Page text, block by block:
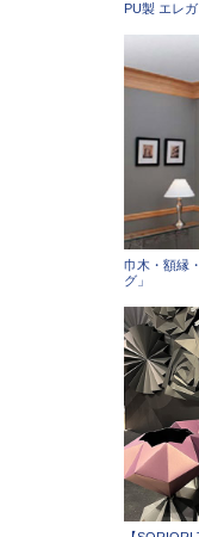
PU製 エレガ
巾木・額縁
グ」